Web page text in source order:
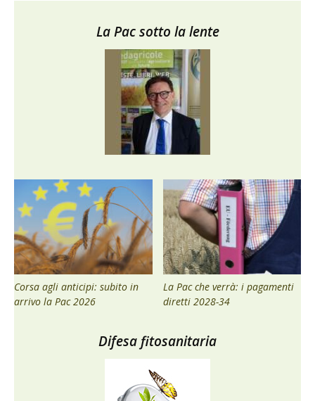
La Pac sotto la lente
Corsa agli anticipi: subito in
arrivo la Pac 2026
La Pac che verrà: i pagamenti
diretti 2028-34
Difesa fitosanitaria